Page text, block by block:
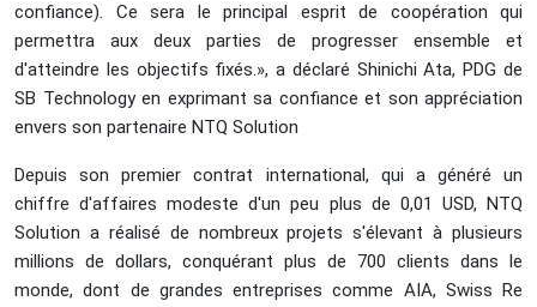
confiance). Ce sera le principal esprit de coopération qui
permettra aux deux parties de progresser ensemble et
d'atteindre les objectifs fixés.», a déclaré Shinichi Ata, PDG de
SB Technology en exprimant sa confiance et son appréciation
envers son partenaire NTQ Solution
Depuis son premier contrat international, qui a généré un
chiffre d'affaires modeste d'un peu plus de 0,01 USD, NTQ
Solution a réalisé de nombreux projets s'élevant à plusieurs
millions de dollars, conquérant plus de 700 clients dans le
monde, dont de grandes entreprises comme AIA, Swiss Re